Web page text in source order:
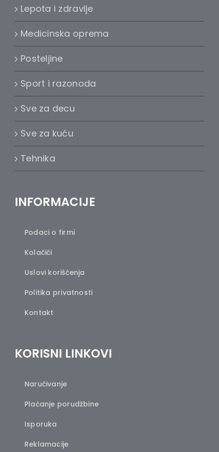
Lepota i zdravlje
Medicinska oprema
Posteljine
Sport i razonoda
Sve za decu
Sve za kuću
Tehnika
INFORMACIJE
Podaci o firmi
Kolačići
Uslovi korišćenja
Politika privatnosti
Kontakt
KORISNI LINKOVI
Naručivanje
Plaćanje porudžbine
Isporuka
Reklamacije